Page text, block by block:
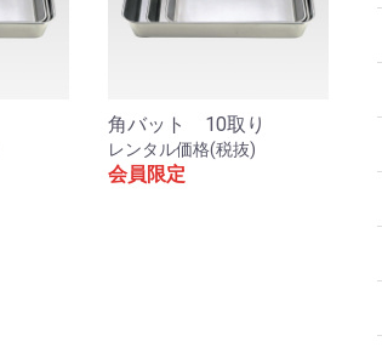
角バット 10取り
レンタル価格(税抜)
会員限定